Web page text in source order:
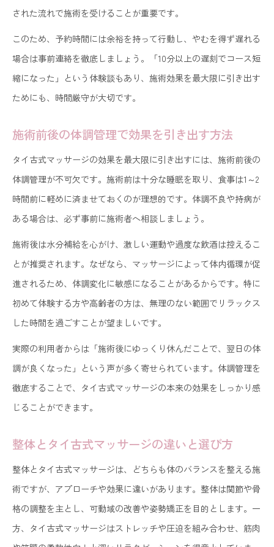
された流れで施術を受けることが重要です。
このため、予約時間には余裕を持って行動し、やむを得ず遅れる
場合は事前連絡を徹底しましょう。「10分以上の遅刻でコース短
縮になった」という体験談もあり、施術効果を最大限に引き出す
ためにも、時間厳守が大切です。
施術前後の体調管理で効果を引き出す方法
タイ古式マッサージの効果を最大限に引き出すには、施術前後の
体調管理が不可欠です。施術前は十分な睡眠を取り、食事は1～2
時間前に軽めに済ませておくのが理想的です。体調不良や持病が
ある場合は、必ず事前に施術者へ相談しましょう。
施術後は水分補給を心がけ、激しい運動や過度な飲酒は控えるこ
とが推奨されます。なぜなら、マッサージによって体内循環が促
進されるため、体調変化に敏感になることがあるからです。特に
初めて体験する方や高齢者の方は、無理のない範囲でリラックス
した時間を過ごすことが望ましいです。
実際の利用者からは「施術後にゆっくり休んだことで、翌日の体
調が良くなった」という声が多く寄せられています。体調管理を
徹底することで、タイ古式マッサージの本来の効果をしっかり感
じることができます。
整体とタイ古式マッサージの違いと選び方
整体とタイ古式マッサージは、どちらも体のバランスを整える施
術ですが、アプローチや効果に違いがあります。整体は関節や骨
格の調整を主とし、可動域の改善や姿勢矯正を目的とします。一
方、タイ古式マッサージはストレッチや圧迫を組み合わせ、筋肉